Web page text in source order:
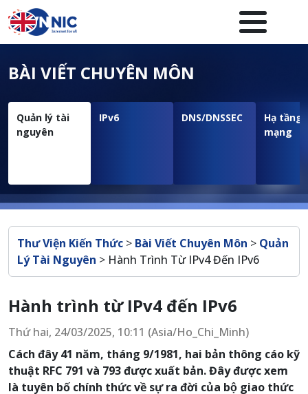
Nhảy đến nội dung
Menuheader của website
BÀI VIẾT CHUYÊN MÔN
Quản lý tài
nguyên
IPv6 DNS/DNSSEC
Hạ tầng
mạng
Breadcrumb
Thư Viện Kiến Thức > Bài Viết Chuyên Môn > Quản
Lý Tài Nguyên > Hành Trình Từ IPv4 Đến IPv6
Hành trình từ IPv4 đến IPv6
Thứ hai, 24/03/2025, 10:11 (Asia/Ho_Chi_Minh)
Cách đây 41 năm, tháng 9/1981, hai bản thông cáo kỹ
thuật RFC 791 và 793 được xuất bản. Đây được xem
là tuyên bố chính thức về sự ra đời của bộ giao thức